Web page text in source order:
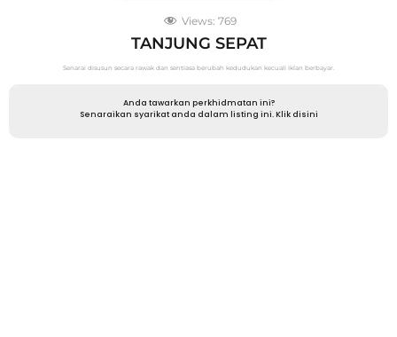
Views: 769
TANJUNG SEPAT
Senarai disusun secara rawak dan sentiasa berubah kedudukan kecuali iklan berbayar.
Anda tawarkan perkhidmatan ini?
Senaraikan syarikat anda dalam listing ini. Klik disini